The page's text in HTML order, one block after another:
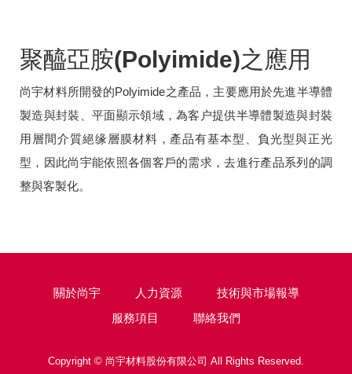
聚醯亞胺(Polyimide)之應用
尚宇材料所開發的Polyimide之產品，主要應用於先進半導體
製造與封裝、平面顯示領域，為客户提供半導體製造與封裝
用層間介質絕缘層膜材料，產品有基本型、負光型與正光
型，因此尚宇能依照各個客戶的需求，去進行產品系列的調
整與客製化。
關於尚宇 人力資源
技術與市場報導
服務項目
聯絡我們
Copyright © 尚宇材料股份有限公司 All Rights Reserved.